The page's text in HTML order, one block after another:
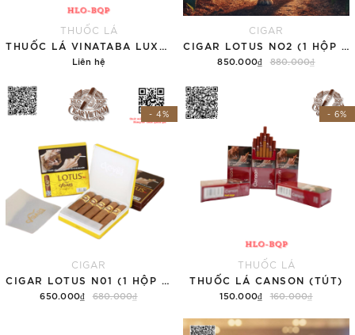
THUỐC LÁ
Liên hệ
Chi tiết
CIGAR
850.000₫ 880.000₫
Thêm vào giỏ hàng
- 4%
CIGAR
650.000₫ 680.000₫
- 6%
THUỐC LÁ
THUỐC LÁ CANSON (TÚT)
150.000₫ 160.000₫
Thêm vào giỏ hàng